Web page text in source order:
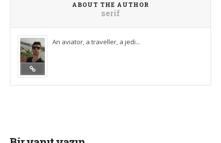
ABOUT THE AUTHOR
serif
An aviator, a traveller, a jedi...